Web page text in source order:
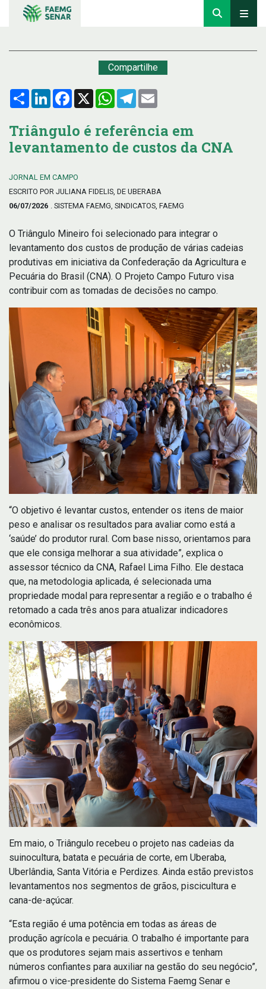
Compartilhe
Compartilhar
LinkedInFacebook
X WhatsApp
Telegram
Triângulo é referência em
levantamento de custos da CNA
JORNAL EM CAMPO
ESCRITO POR JULIANA FIDELIS, DE UBERABA
06/07/2026 . SISTEMA FAEMG, SINDICATOS, FAEMG
O Triângulo Mineiro foi selecionado para integrar o
levantamento dos custos de produção de várias cadeias
produtivas em iniciativa da Confederação da Agricultura e
Pecuária do Brasil (CNA). O Projeto Campo Futuro visa
contribuir com as tomadas de decisões no campo.
“O objetivo é levantar custos, entender os itens de maior
peso e analisar os resultados para avaliar como está a
‘saúde’ do produtor rural. Com base nisso, orientamos para
que ele consiga melhorar a sua atividade”, explica o
assessor técnico da CNA, Rafael Lima Filho. Ele destaca
que, na metodologia aplicada, é selecionada uma
propriedade modal para representar a região e o trabalho é
retomado a cada três anos para atualizar indicadores
econômicos.
Em maio, o Triângulo recebeu o projeto nas cadeias da
suinocultura, batata e pecuária de corte, em Uberaba,
Uberlândia, Santa Vitória e Perdizes. Ainda estão previstos
levantamentos nos segmentos de grãos, piscicultura e
cana-de-açúcar.
“Esta região é uma potência em todas as áreas de
produção agrícola e pecuária. O trabalho é importante para
que os produtores sejam mais assertivos e tenham
números confiantes para auxiliar na gestão do seu negócio”,
afirmou o vice-presidente do Sistema Faemg Senar e